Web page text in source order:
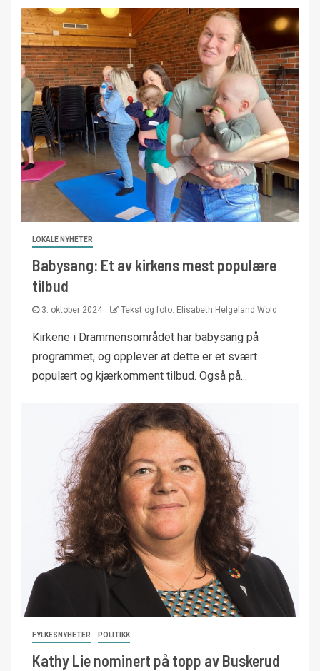
LOKALE NYHETER
Babysang: Et av kirkens mest populære
tilbud
3. oktober 2024 Tekst og foto: Elisabeth Helgeland Wold
Kirkene i Drammensområdet har babysang på
programmet, og opplever at dette er et svært
populært og kjærkomment tilbud. Også på...
FYLKESNYHETER POLITIKK
Kathy Lie nominert på topp av Buskerud